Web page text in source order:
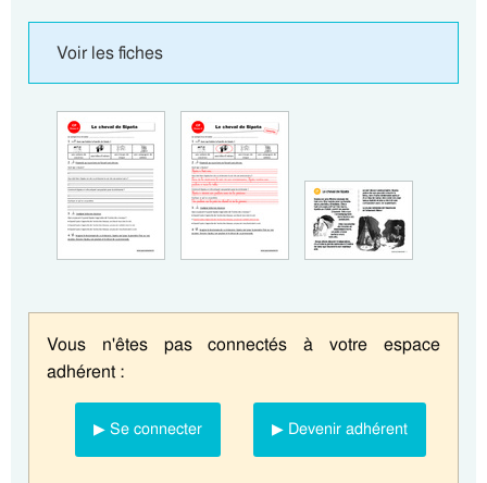
Voir les fiches
Vous n'êtes pas connectés à votre espace
adhérent :
▶ Se connecter ▶ Devenir adhérent